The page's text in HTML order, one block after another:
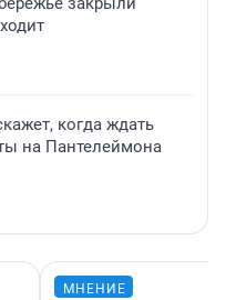
когда ждать
на Пантелеймона
МНЕНИЕ